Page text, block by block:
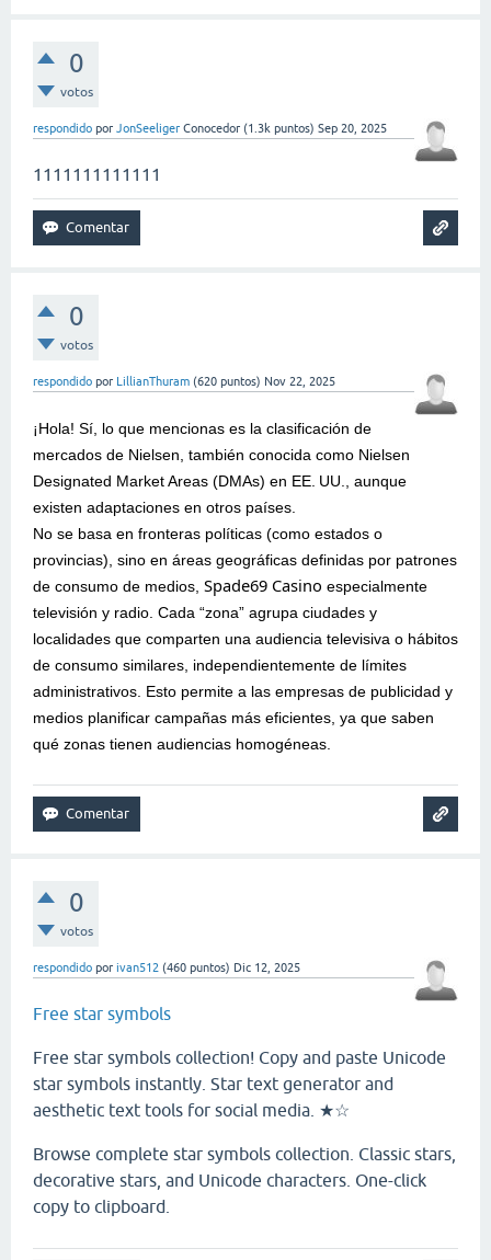
0
votos
respondido por JonSeeliger Conocedor (1.3k puntos) Sep 20, 2025
1111111111111
0
votos
respondido por LillianThuram (620 puntos) Nov 22, 2025
¡Hola! Sí, lo que mencionas es la clasificación de
mercados de Nielsen, también conocida como Nielsen
Designated Market Areas (DMAs) en EE. UU., aunque
existen adaptaciones en otros países.
No se basa en fronteras políticas (como estados o
provincias), sino en áreas geográficas definidas por patrones
de consumo de medios, Spade69 Casino especialmente
televisión y radio. Cada “zona” agrupa ciudades y
localidades que comparten una audiencia televisiva o hábitos
de consumo similares, independientemente de límites
administrativos. Esto permite a las empresas de publicidad y
medios planificar campañas más eficientes, ya que saben
qué zonas tienen audiencias homogéneas.
0
votos
respondido por ivan512 (460 puntos) Dic 12, 2025
Free star symbols
Free star symbols collection! Copy and paste Unicode
star symbols instantly. Star text generator and
aesthetic text tools for social media. ★☆
Browse complete star symbols collection. Classic stars,
decorative stars, and Unicode characters. One-click
copy to clipboard.